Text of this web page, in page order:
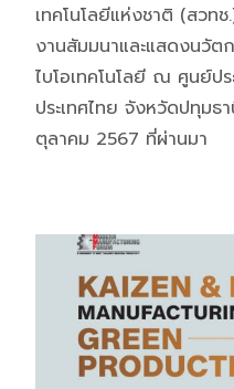
เทคโนโลยีแห่งชาติ (สว
งานสัมมนาและแสดงนวัต
ไบโอเทคโนโลยี ณ ศูนย์ป
ประเทศไทย จังหวัดปทุม
ตุลาคม 2567 ที่ผ่านมา